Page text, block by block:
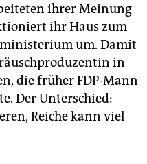
ihrer Meinung
ihr Haus zum
um. Damit
in
die früher FDP-Mann
Der Unterschied:
Reiche kann viel